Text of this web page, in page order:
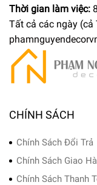
Thời gian làm việc:
Tất cả các ngày (cả
CHÍNH SÁCH
Chính Sách Đổi Trả
Chính Sách Giao
Chính Sách Thanh